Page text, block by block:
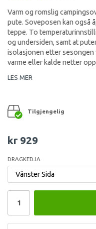
Varm og romslig
pute. Soveposen kan også
teppe. To
og undersiden, samt at
isolasjonen etter sesongen
varme eller kalde netter
LES MER
Tilgjengelig
kr 929
DRAGKEDJA